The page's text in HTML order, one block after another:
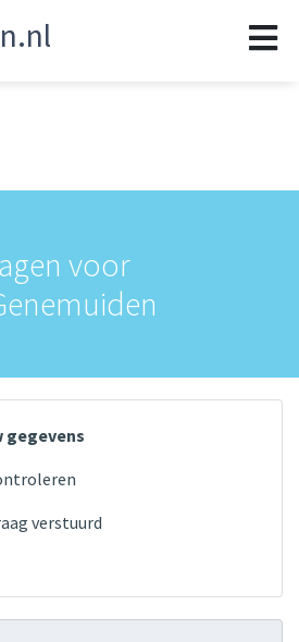
voor
gegevens
verstuurd